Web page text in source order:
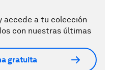
accede a tu colección
con nuestras últimas
gratuita